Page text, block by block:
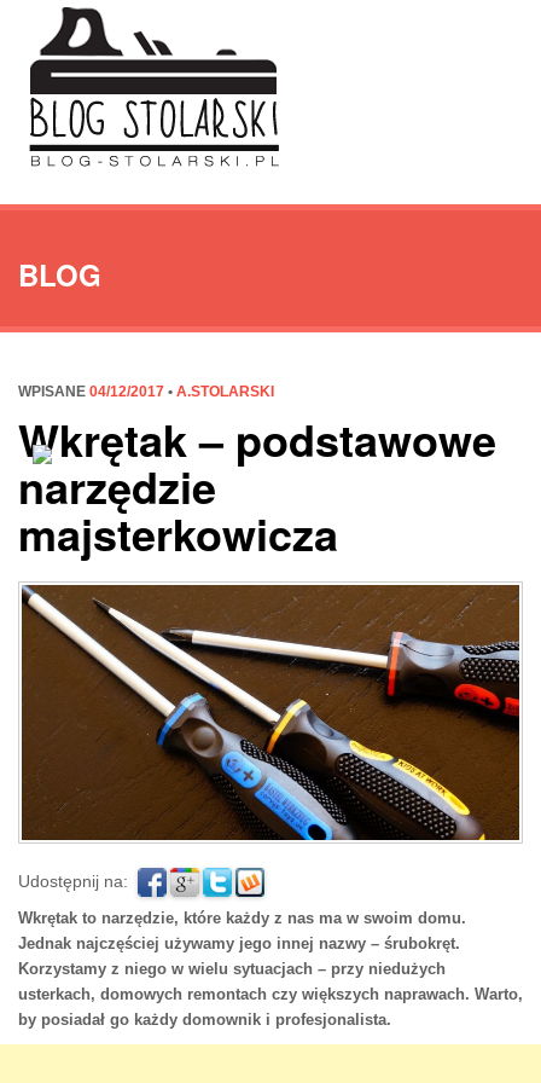
BLOG
WPISANE 04/12/2017 • A.STOLARSKI
Wkrętak – podstawowe
narzędzie
majsterkowicza
Udostępnij na:
Wkrętak to narzędzie, które każdy z nas ma w swoim domu.
Jednak najczęściej używamy jego innej nazwy – śrubokręt.
Korzystamy z niego w wielu sytuacjach – przy niedużych
usterkach, domowych remontach czy większych naprawach. Warto,
by posiadał go każdy domownik i profesjonalista.